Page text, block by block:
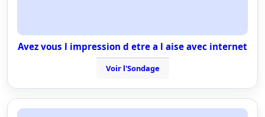
Avez vous l impression d etre a l aise avec internet
Voir l'Sondage